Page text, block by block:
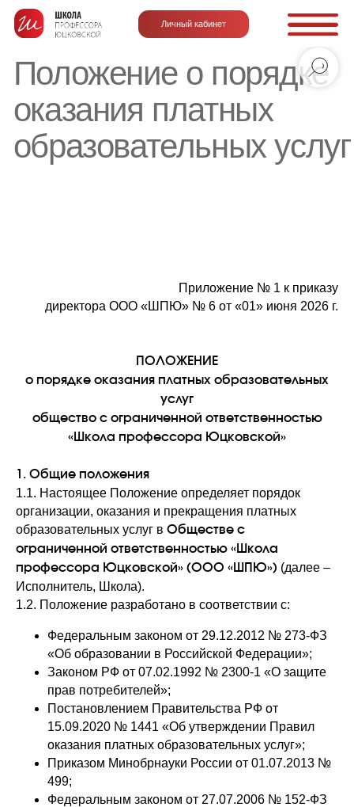
Личный кабинет
оказания платных
образовательных услуг
Приложение № 1 к приказу
директора ООО «ШПЮ» № 6 от «01» июня 2026 г.
ПОЛОЖЕНИЕ
о порядке оказания платных образовательных
услуг
общество с ограниченной ответственностью
«Школа профессора Юцковской»
1. Общие положения
1.1. Настоящее Положение определяет порядок
организации, оказания и прекращения платных
образовательных услуг в Обществе с
ограниченной ответственностью «Школа
профессора Юцковской» (ООО «ШПЮ») (далее –
Исполнитель, Школа).
1.2. Положение разработано в соответствии с:
Федеральным законом от 29.12.2012 № 273-ФЗ
«Об образовании в Российской Федерации»;
Законом РФ от 07.02.1992 № 2300-1 «О защите
прав потребителей»;
Постановлением Правительства РФ от
15.09.2020 № 1441 «Об утверждении Правил
оказания платных образовательных услуг»;
Приказом Минобрнауки России от 01.07.2013 №
499;
Федеральным законом от 27.07.2006 № 152-ФЗ